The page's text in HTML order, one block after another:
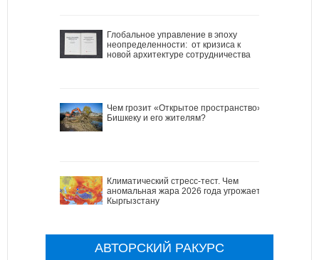
Глобальное управление в эпоху
неопределенности: от кризиса к
новой архитектуре сотрудничества
Чем грозит «Открытое пространство»
Бишкеку и его жителям?
Климатический стресс-тест. Чем
аномальная жара 2026 года угрожает
Кыргызстану
АВТОРСКИЙ РАКУРС